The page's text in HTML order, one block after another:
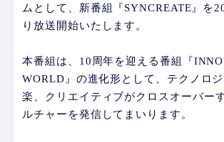
ムとして、新番組『SYNCREATE』を
り放送開始いたします。
本番組は、10周年を迎える番組『
WORLD』の進化形として、テクノロ
楽、クリエイティブがクロスオーバー
ルチャーを発信してまいります。